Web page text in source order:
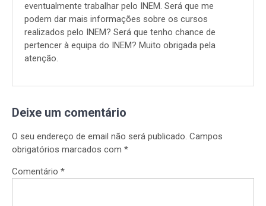
eventualmente trabalhar pelo INEM. Será que me
podem dar mais informações sobre os cursos
realizados pelo INEM? Será que tenho chance de
pertencer à equipa do INEM? Muito obrigada pela
atenção.
Deixe um comentário
O seu endereço de email não será publicado. Campos
obrigatórios marcados com *
Comentário *